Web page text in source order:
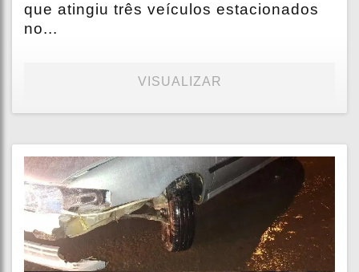
que atingiu três veículos estacionados
no...
VISUALIZAR